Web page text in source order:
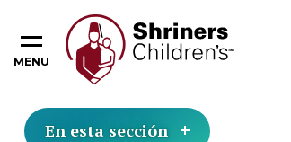
MENU
En esta sección